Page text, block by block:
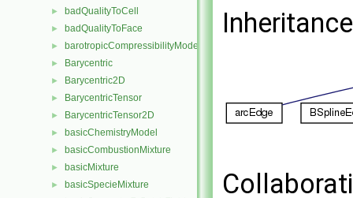
► badQualityToCell
► badQualityToFace
► barotropicCompressibilityModel
► Barycentric
► Barycentric2D
► BarycentricTensor
► BarycentricTensor2D
► basicChemistryModel
► basicCombustionMixture
► basicMixture
► basicSpecieMixture